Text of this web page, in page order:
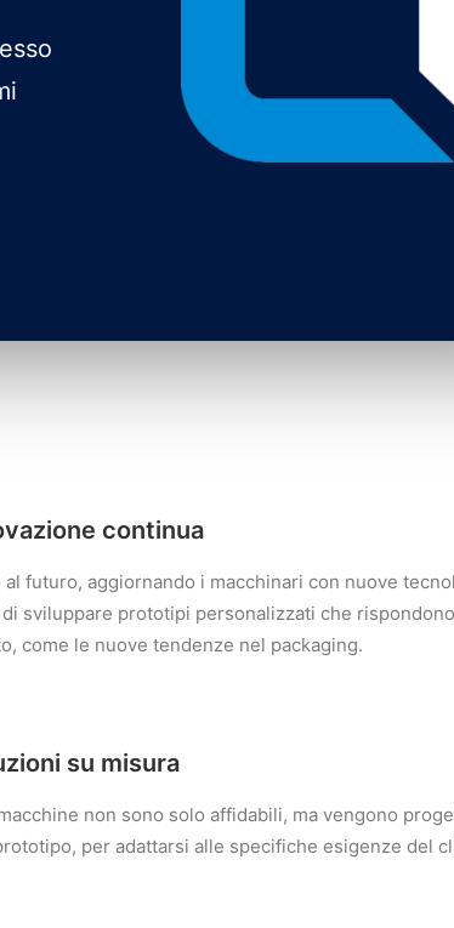
continua
al futuro, aggiornando i macchinari con nuove
sviluppare prototipi personalizzati che
come le nuove tendenze nel packaging.
su misura
non sono solo affidabili, ma vengono
per adattarsi alle specifiche esigenze del